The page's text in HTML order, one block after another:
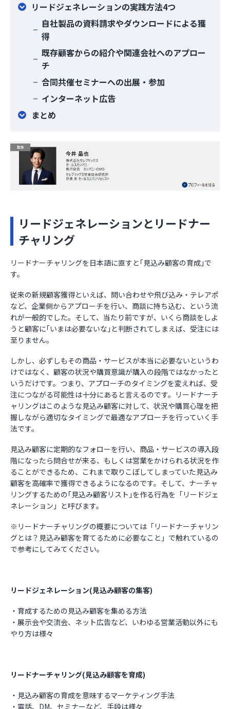
リードジェネレーションの実践方法4つ
自社製品の資料請求やダウンロードによる獲
得
既存顧客からの紹介や関連会社へのアプロー
チ
合同共催セミナーへの出展・参加
インターネット広告
まとめ
リードジェネレーションとリードナー
チャリング
リードナーチャリングを日本語に直すと｢見込み顧客の育成｣で
す。
従来の新規顧客獲得といえば、問い合わせや飛び込み・テレアポ
など、企業側からアプローチを行い、商談に持ち込む、という流
れが一般的でした。そして、当たり前ですが、いくら商談をしよ
うと顧客に｢いまは必要ないな｣と判断されてしまえば、受注には
至りません。
しかし、必ずしもその商品・サービスが本当に必要ないというわ
けではなく、顧客の状況や購買意識が購入の段階ではなかったと
いうだけです。つまり、アプローチのタイミングを変えれば、受
注につながる可能性は十分にあると言えるのです。リードナーチ
ャリングはこのような見込み顧客に対して、状況や購買心理を把
握しながら適切なタイミングで最適なアプローチを行っていく手
法です。
見込み顧客に定期的なフォローを行い、商品・サービスの導入段
階になったら問合せが来る、もしくは営業をかけられる状況を作
ることができるため、これまで取りこぼしてしまっていた見込み
顧客を高確率で獲得できるようになるのです。そして、ナーチャ
リングするための｢見込み顧客リスト｣を作る行為を「リードジェ
ネレーション」と呼びます。
※リードナーチャリングの概要については「リードナーチャリン
グとは？見込み顧客を育てるために必要なこと」で触れているの
で参考にしてみてください。
リードジェネレーション(見込み顧客の集客)
・育成するための見込み顧客を集める方法
・展示会や交流会、ネット広告など、いわゆる営業活動以外にも
やり方は様々
リードナーチャリング(見込み顧客を育成)
・見込み顧客の育成を意味するマーケティング手法
・電話、DM、セミナーなど、手段は様々